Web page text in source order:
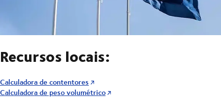
Recursos locais:
Calculadora de contentores
Calculadora de peso volumétrico